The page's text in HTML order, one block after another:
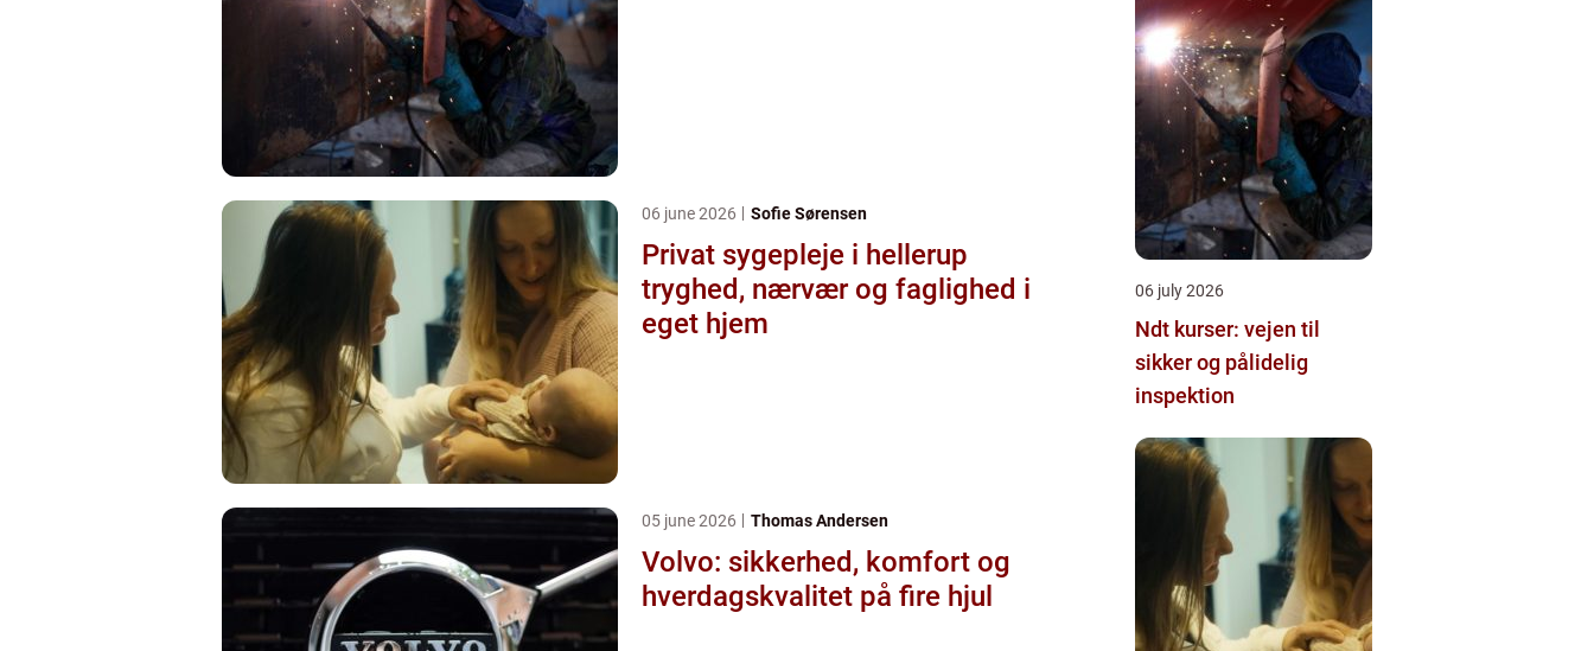
06 june 2026 Sofie Sørensen
Privat sygepleje i hellerup
tryghed, nærvær og faglighed i
eget hjem
05 june 2026 Thomas Andersen
Volvo: sikkerhed, komfort og
hverdagskvalitet på fire hjul
06 july 2026
Ndt kurser: vejen til
sikker og pålidelig
inspektion